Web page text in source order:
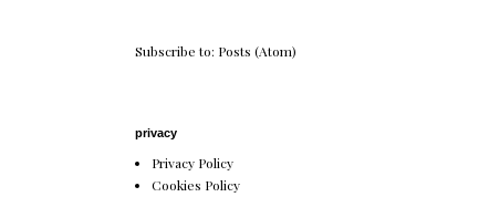
Subscribe to: Posts (Atom)
privacy
Privacy Policy
Cookies Policy